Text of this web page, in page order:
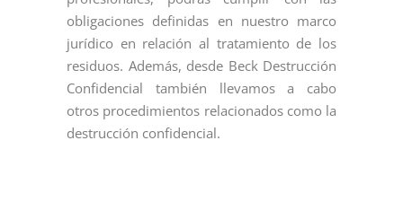
obligaciones definidas en nuestro marco
jurídico en relación al tratamiento de los
residuos. Además, desde Beck Destrucción
Confidencial también llevamos a cabo
otros procedimientos relacionados como la
destrucción confidencial.